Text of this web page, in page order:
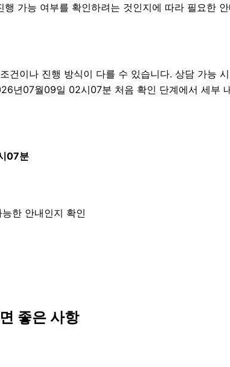
가능 여부를 확인하려는 것인지에 따라 필요한
건이나 진행 방식이 다를 수 있습니다. 상담 가능
년07월09일 02시07분 처음 확인 단계에서 세부
07분
한 안내인지 확인
좋은 사항